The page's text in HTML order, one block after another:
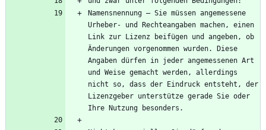
Namensnennung — Sie müssen angemessene
Urheber- und Rechteangaben machen, einen
Link zur Lizenz beifügen und angeben, ob
Änderungen vorgenommen wurden. Diese
Angaben dürfen in jeder angemessenen Art
und Weise gemacht werden, allerdings
nicht so, dass der Eindruck entsteht, der
Lizenzgeber unterstütze gerade Sie oder